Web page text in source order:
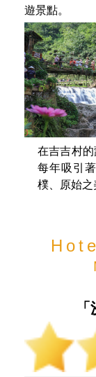
赫蒙族人早在
著一處美麗
CatScat。古
吊腳樓沿著
路上，蔥蘢
這是探索越
遊景點。
在吉吉村
每年吸引
樸、原始